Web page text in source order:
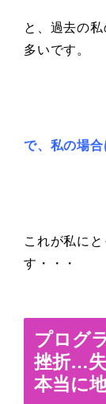
と、過去の
多いです。
で、私の場合
これが私に
す・・・
プログ
挫折…
本当に